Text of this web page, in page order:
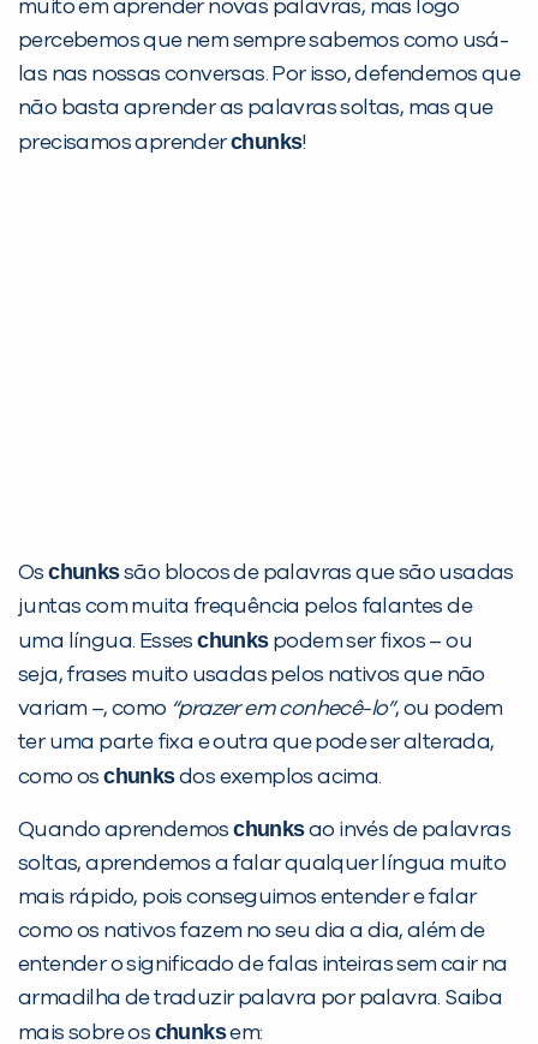
muito em aprender novas palavras, mas logo
percebemos que nem sempre sabemos como usá-
las nas nossas conversas. Por isso, defendemos que
não basta aprender as palavras soltas, mas que
precisamos aprenderchunks!
Oschunkssão blocos de palavras que são usadas
juntas com muita frequência pelos falantes de
uma língua. Esseschunkspodem ser fixos – ou
seja, frases muito usadas pelos nativos que não
variam –, como “prazer em conhecê-lo”, ou podem
ter uma parte fixa e outra que pode ser alterada,
como oschunksdos exemplos acima.
Quando aprendemoschunksao invés de palavras
soltas, aprendemos a falar qualquer língua muito
mais rápido, pois conseguimos entender e falar
como os nativos fazem no seu dia a dia, além de
entender o significado de falas inteiras sem cair na
armadilha de traduzir palavra por palavra. Saiba
mais sobre os chunksem: